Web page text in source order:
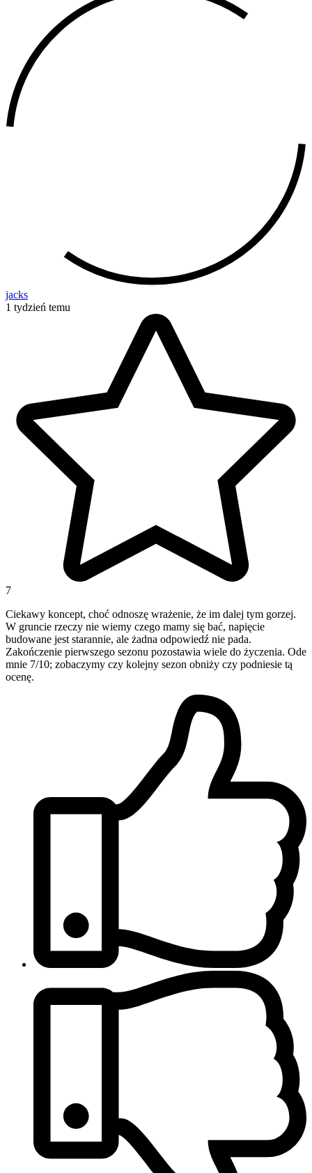
jacks
1 tydzień temu
7
Ciekawy koncept, choć odnoszę wrażenie, że im dalej tym gorzej.
W gruncie rzeczy nie wiemy czego mamy się bać, napięcie
budowane jest starannie, ale żadna odpowiedź nie pada.
Zakończenie pierwszego sezonu pozostawia wiele do życzenia. Ode
mnie 7/10; zobaczymy czy kolejny sezon obniży czy podniesie tą
ocenę.